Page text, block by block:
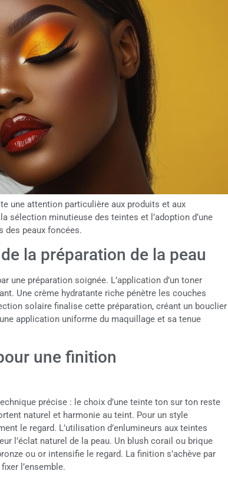
une attention particulière aux produits et aux
sélection minutieuse des teintes et l’adoption d’une
des peaux foncées.
la préparation de la peau
une préparation soignée. L’application d’un toner
Une crème hydratante riche pénètre les couches
solaire finalise cette préparation, créant un bouclier
application uniforme du maquillage et sa tenue
une finition
précise : le choix d’une teinte ton sur ton reste
naturel et harmonie au teint. Pour un style
le regard. L’utilisation d’enlumineurs aux teintes
l’éclat naturel de la peau. Un blush corail ou brique
ou or intensifie le regard. La finition s’achève par
l’ensemble.